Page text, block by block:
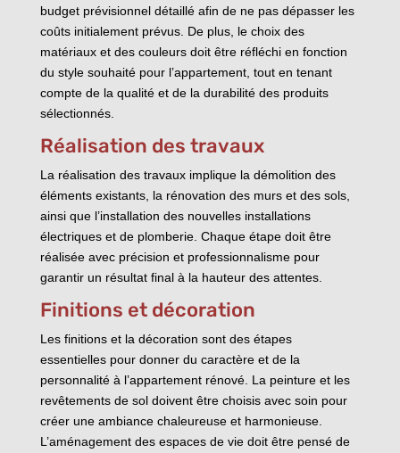
budget prévisionnel détaillé afin de ne pas dépasser les
coûts initialement prévus. De plus, le choix des
matériaux et des couleurs doit être réfléchi en fonction
du style souhaité pour l’appartement, tout en tenant
compte de la qualité et de la durabilité des produits
sélectionnés.
Réalisation des travaux
La réalisation des travaux implique la démolition des
éléments existants, la rénovation des murs et des sols,
ainsi que l’installation des nouvelles installations
électriques et de plomberie. Chaque étape doit être
réalisée avec précision et professionnalisme pour
garantir un résultat final à la hauteur des attentes.
Finitions et décoration
Les finitions et la décoration sont des étapes
essentielles pour donner du caractère et de la
personnalité à l’appartement rénové. La peinture et les
revêtements de sol doivent être choisis avec soin pour
créer une ambiance chaleureuse et harmonieuse.
L’aménagement des espaces de vie doit être pensé de